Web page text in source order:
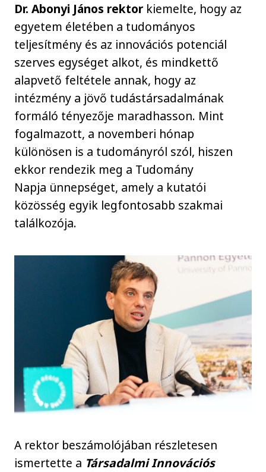
Dr. Abonyi János rektor kiemelte, hogy az
egyetem életében a tudományos
teljesítmény és az innovációs potenciál
szerves egységet alkot, és mindkettő
alapvető feltétele annak, hogy az
intézmény a jövő tudástársadalmának
formáló tényezője maradhasson. Mint
fogalmazott, a novemberi hónap
különösen is a tudományról szól, hiszen
ekkor rendezik meg a Tudomány
Napja ünnepséget, amely a kutatói
közösség egyik legfontosabb szakmai
találkozója.
A rektor beszámolójában részletesen
ismertette a Társadalmi Innovációs